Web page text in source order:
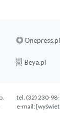
Onepress.pl
Beya.pl
tel. (32) 230-
e-mail: